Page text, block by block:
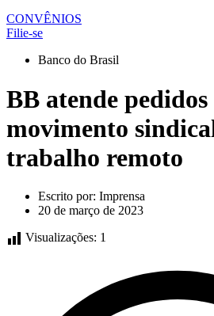
CONVÊNIOS
Filie-se
Banco do Brasil
BB atende pedidos
movimento
trabalho remoto
Escrito por: Imprensa
20 de março de 2023
Visualizações: 1